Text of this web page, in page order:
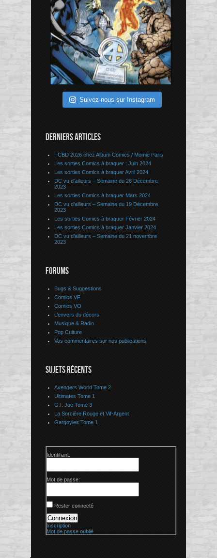
Suivez-nous sur Instagram
DERNIERS ARTICLES
FCBD 2026 chez Album Comics / Momie Paris
Les sorties Comics à braquer : Juin 2024
Les sorties Comics à braquer Avril 2024
DC vu d’ailleurs – Semaine du 26 Décembre
2023
Les sorties Comics à braquer Mars 2024
DC vu d’ailleurs – Semaine du 19 Décembre
2023
Les sorties Comics à braquer Février 2024
Les sorties Comics à braquer Janvier 2024
DC vu d’ailleurs – Semaine du 21 novembre
2023
FORUMS
Bugs & Suggestions
Comics VF
Comics VO
L’envers du décors
Musique & Radio
Pop Culture
Vos commentaires sur nos publications
SUJETS RÉCENTS
Avengers World Tome 2
Ultimates Tome 1
G.I. Joe Tome 3
La Sorcière Rouge et Vif-Argent
Gargoyles Tome 1
Identifiant:
Mot de passe:
Rester connecté
Connexion
Inscription
Mot de passe oublié